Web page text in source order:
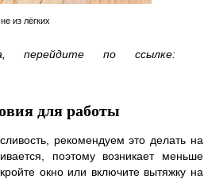
из лёгких
перейдите по ссылке:
для работы
рекомендуем это делать на
поэтому возникает меньше
окно или включите вытяжку на